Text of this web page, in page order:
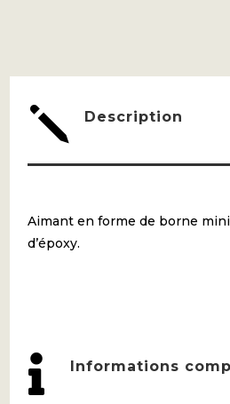
j Description
Aimant en forme de borne
d’époxy.
 Informations